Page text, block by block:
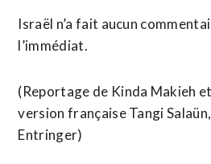
Israël n’a fait aucun
l’immédiat.
(Reportage de Kinda Makieh
version française Tangi
Entringer)